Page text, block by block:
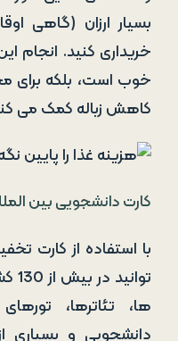
بسیار ارزان (گاهی
خریداری کنید. انجام
خوب است، بلکه برای
کاهش زباله کمک می
کارت دانشجویی بین
با استفاده از کارت
ها، تئاترها،
دانشجویی و بسیاری